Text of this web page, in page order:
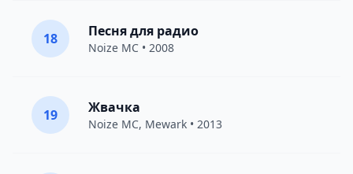
18 Песня для радио
Noize MC • 2008
19 Жвачка
Noize MC, Mewark • 2013